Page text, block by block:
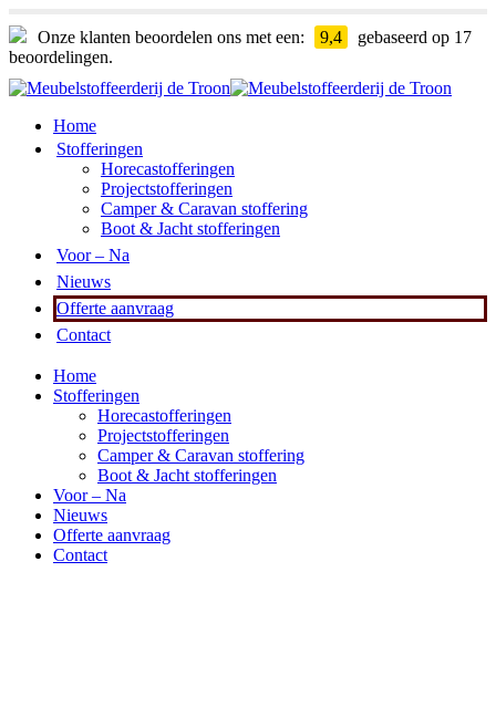
Onze klanten beoordelen ons met een: 9,4
gebaseerd op 17
beoordelingen.
Home
Stofferingen
Horecastofferingen
Projectstofferingen
Camper & Caravan stoffering
Boot & Jacht stofferingen
Voor – Na
Nieuws
Offerte aanvraag
Contact
Home
Stofferingen
Horecastofferingen
Projectstofferingen
Camper & Caravan stoffering
Boot & Jacht stofferingen
Voor – Na
Nieuws
Offerte aanvraag
Contact